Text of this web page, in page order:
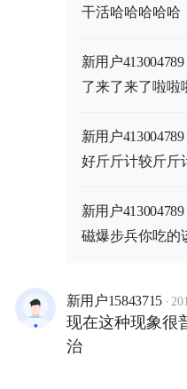
干活哈哈哈哈哈
新用户413004789
了来了来了啦啦
新用户413004789
好斤斤计较斤斤
新用户413004789
磁爆步兵你吃的
新用户15843715 ·
现在这种现象很
治